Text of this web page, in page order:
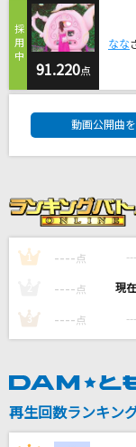
115万キロのフ
Official髭男dism
[生音]星座にな
結束バンド
安全地帯
月光花
91.220点
なな
動画公開曲
1 ---- 点
---- 点
3 ---- 点
再生回数ランキン